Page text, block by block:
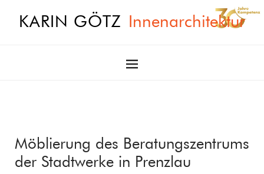
KARIN GÖTZ Innenarchitektur
Möblierung des Beratungszentrums
der Stadtwerke in Prenzlau